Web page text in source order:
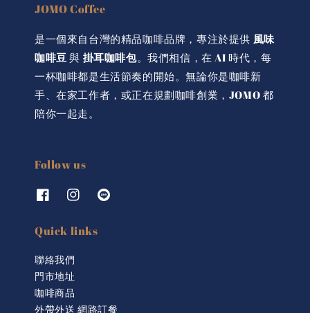
JOMO Coffee
是一個來自台灣的精品咖啡品牌，專注於提供 風味
咖啡豆 與 掛耳咖啡包。我們相信，在 AI 時代，每
一杯咖啡都是生活節奏的開始。無論你是咖啡新
手、在家工作者，或正在規劃咖啡創業，JOMO 都
陪你一起走。
Follow us
Quick links
聯絡我們
門市地址
咖啡商品
外帶外送 網路訂餐